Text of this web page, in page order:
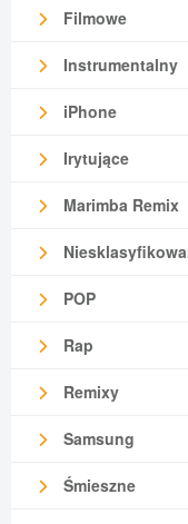
Filmowe
Instrumentalny
iPhone
Irytujące
Marimba Remix
POP
Rap
Remixy
Samsung
Śmieszne